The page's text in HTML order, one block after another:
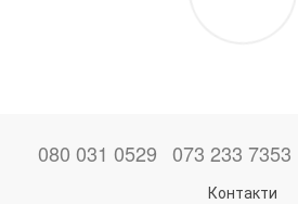
080 031 0529 073 233 7353
Контакти